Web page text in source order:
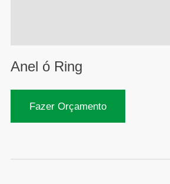
Anel ó Ring
Fazer Orçamento